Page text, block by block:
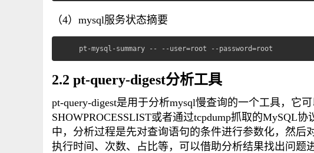
（4）mysql服务状态摘要
pt-mysql-summary -- --user=root --password=root
2.2 pt-query-digest分析工具
pt-query-digest是用于分析mysql慢查询的一个工具，它
SHOWPROCESSLIST或者通过tcpdump抓取的MySQL
中，分析过程是先对查询语句的条件进行参数化，然
执行时间、次数、占比等，可以借助分析结果找出问题